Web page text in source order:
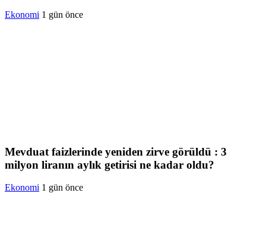
Ekonomi 1 gün önce
Mevduat faizlerinde yeniden zirve görüldü : 3
milyon liranın aylık getirisi ne kadar oldu?
Ekonomi 1 gün önce